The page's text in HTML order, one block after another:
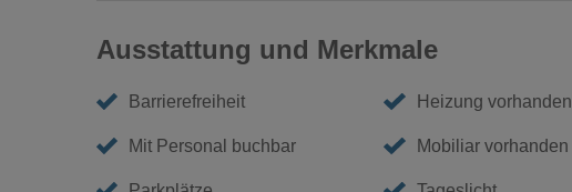
Ausstattung und Merkmale
Barrierefreiheit Heizung vorhanden
Mit Personal buchbar Mobiliar vorhanden